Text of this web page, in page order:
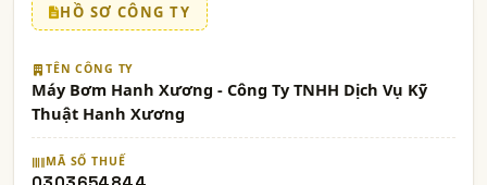
HỒ SƠ CÔNG TY
TÊN CÔNG TY
Máy Bơm Hanh Xương - Công Ty TNHH Dịch Vụ Kỹ
Thuật Hanh Xương
MÃ SỐ THUẾ